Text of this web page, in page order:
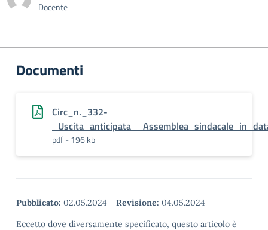
Docente
Documenti
Circ_n._332-
pdf - 196 kb
Pubblicato: 02.05.2024 - Revisione: 04.05.2024
Eccetto dove diversamente specificato, questo articolo è